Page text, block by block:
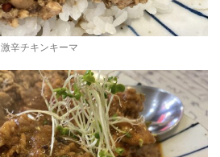
激辛チキンキーマ